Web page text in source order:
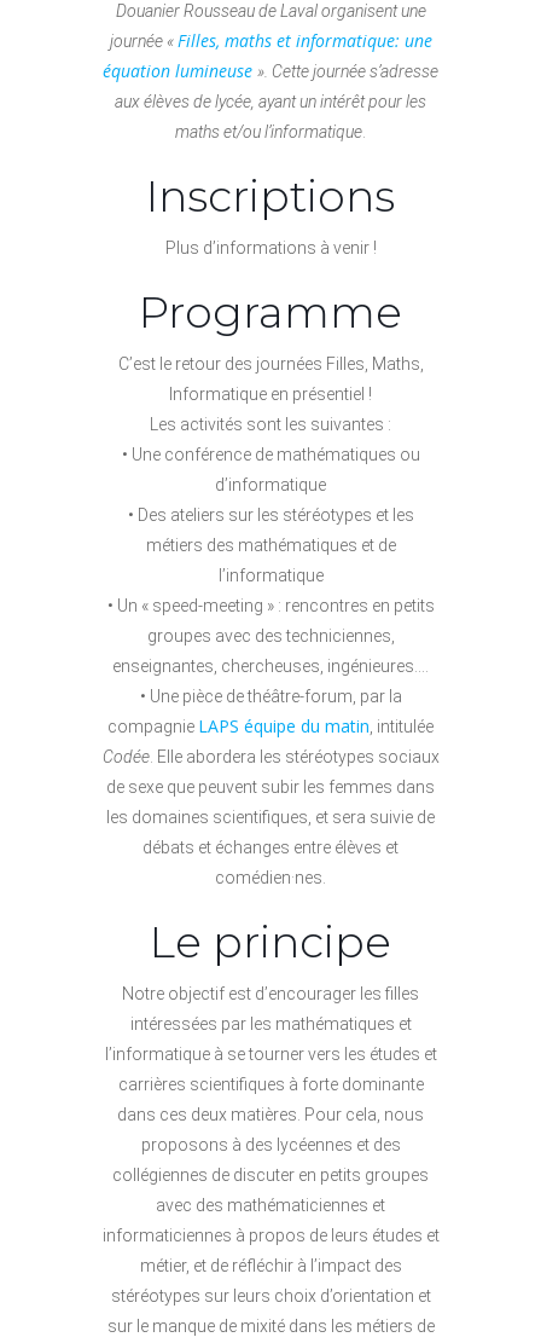
Douanier Rousseau de Laval organisent une
journée «Filles, maths et informatique: une
équation lumineuse ». Cette journée s’adresse
aux élèves de lycée, ayant un intérêt pour les
maths et/ou l’informatique
Inscriptions
Plus d’informations à venir !
Programme
C’est le retour des journées Filles, Maths,
Informatique en présentiel !
Les activités sont les suivantes :
• Une conférence de mathématiques ou
d’informatique
• Des ateliers sur les stéréotypes et les
métiers des mathématiques et de
l’informatique
• Un « speed-meeting » : rencontres en petits
groupes avec des techniciennes,
enseignantes, chercheuses, ingénieures….
• Une pièce de théâtre-forum, par la
compagnie LAPS équipe du matin , intitulée
Codée. Elle abordera les stéréotypes sociaux
de sexe que peuvent subir les femmes dans
les domaines scientifiques, et sera suivie de
débats et échanges entre élèves et
comédien·nes.
Le principe
Notre objectif est d’encourager les filles
intéressées par les mathématiques et
l’informatique à se tourner vers les études et
carrières scientifiques à forte dominante
dans ces deux matières. Pour cela, nous
proposons à des lycéennes et des
collégiennes de discuter en petits groupes
avec des mathématiciennes et
informaticiennes à propos de leurs études et
métier, et de réfléchir à l’impact des
stéréotypes sur leurs choix d’orientation et
sur le manque de mixité dans les métiers de